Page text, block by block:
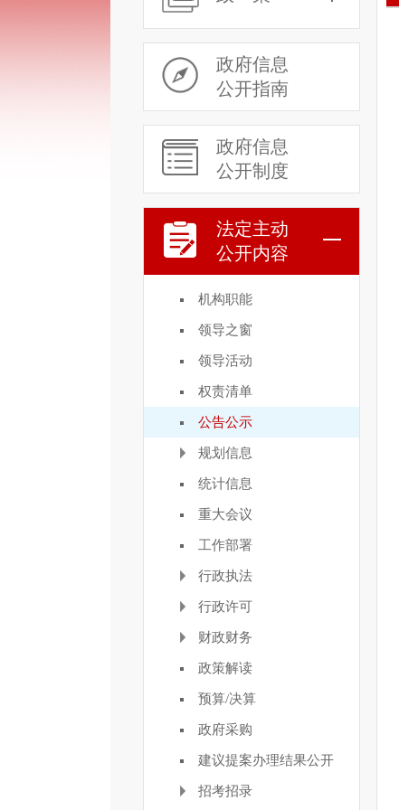
政府信息
公开指南
政府信息
公开制度
法定主动
公开内容
机构职能
领导之窗
领导活动
权责清单
公告公示
规划信息
统计信息
重大会议
工作部署
行政执法
行政许可
财政财务
政策解读
预算/决算
政府采购
建议提案办理结果公开
招考招录